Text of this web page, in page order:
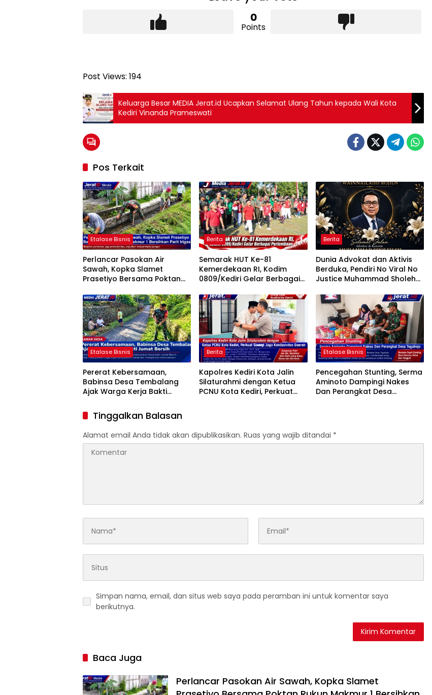
0
Points
Post Views: 194
Keluarga Besar MEDIA Jerat.id Ucapkan Selamat Ulang Tahun kepada Wali Kota
Kediri Vinanda Prameswati
Pos Terkait
Etalase Bisnis
Perlancar Pasokan Air
Sawah, Kopka Slamet
Prasetiyo Bersama Poktan
Parit Irigasi
Berita
Semarak HUT Ke-81
Kemerdekaan RI, Kodim
0809/Kediri Gelar Berbagai
Berita
Dunia Advokat dan Aktivis
Berduka, Pendiri No Viral No
Justice Muhammad Sholeh
Etalase Bisnis
Pererat Kebersamaan,
Babinsa Desa Tembalang
Ajak Warga Kerja Bakti
Berita
Kapolres Kediri Kota Jalin
Silaturahmi dengan Ketua
PCNU Kota Kediri, Perkuat
Etalase Bisnis
Pencegahan Stunting, Serma
Aminoto Dampingi Nakes
Dan Perangkat Desa
Tinggalkan Balasan
Alamat email Anda tidak akan dipublikasikan. Ruas yang wajib ditandai *
Simpan nama, email, dan situs web saya pada peramban ini untuk komentar saya
berikutnya.
Baca Juga
Perlancar Pasokan Air Sawah, Kopka Slamet